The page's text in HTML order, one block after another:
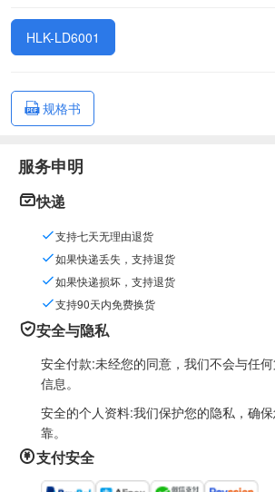
HLK-LD6001
规格书
服务申明
快递
支持七天无理由退货
如果快递丢失，支持退货
如果快递损坏，支持退货
支持90天内免费换货
安全与隐私
安全付款:未经您的同意，我们不会与任
信息。
安全的个人资料:我们保护您的隐私，确
靠。
支付安全